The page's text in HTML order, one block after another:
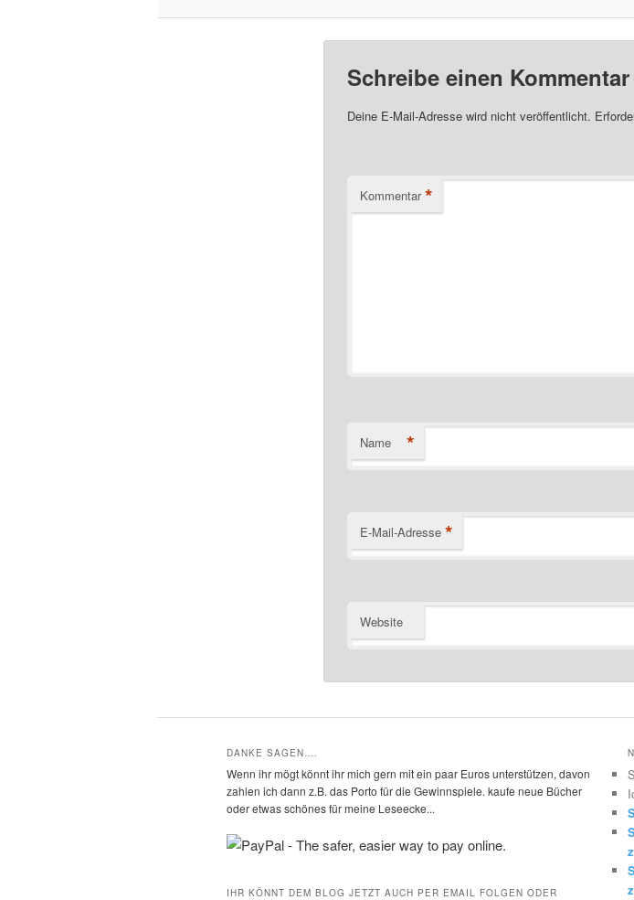
Schreibe einen Kommentar
Deine E-Mail-Adresse wird nicht veröffentlicht.
Kommentar *
Name *
E-Mail-Adresse *
Website
DANKE SAGEN….
Wenn ihr mögt könnt ihr mich gern mit ein paar Euros unterstützen, davon
zahlen ich dann z.B. das Porto für die Gewinnspiele. kaufe neue Bücher
oder etwas schönes für meine Leseecke...
IHR KÖNNT DEM BLOG JETZT AUCH PER EMAIL FOLGEN ODER